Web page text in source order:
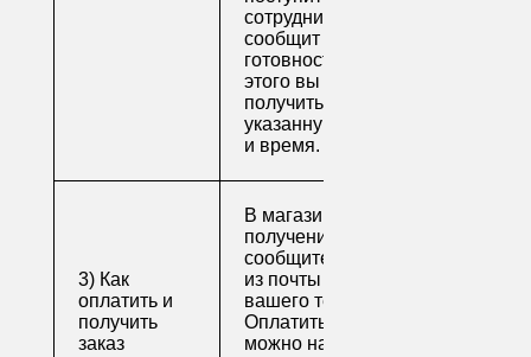
сотрудника, который
сообщит о
готовности. После
этого вы можете
получить свой заказ в
указанную вами дату
и время.
3) Как
оплатить и
получить
заказ
В магазине для
получения заказа
сообщите его номер
из почты или номер
вашего телефона.
Оплатить заказ
можно наличными,